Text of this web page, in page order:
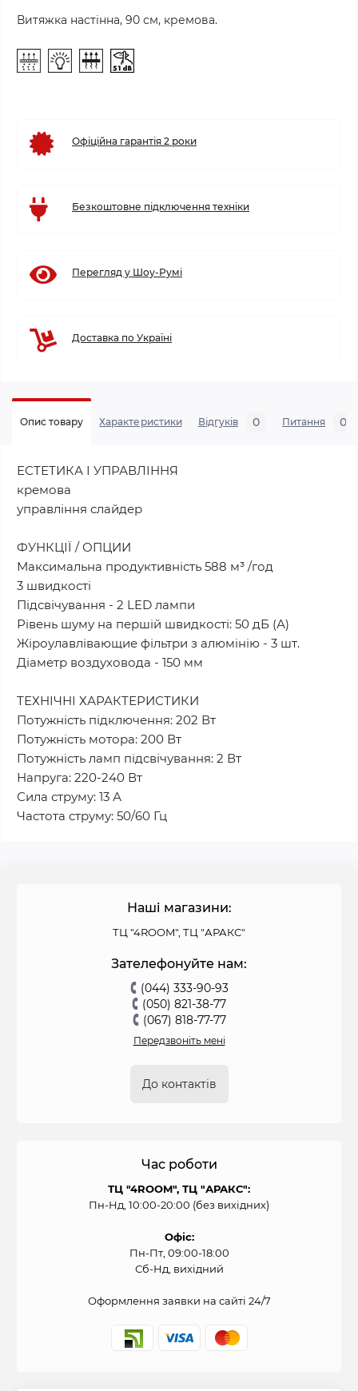
Витяжка настінна, 90 см, кремова.
Офіційна гарантія 2 роки
Безкоштовне підключення техніки
Перегляд у Шоу-Румі
Доставка по Україні
Опис товару Характеристики Відгуків 0 Питання 0
ЕСТЕТИКА І УПРАВЛІННЯ
кремова
управління слайдер
ФУНКЦІЇ / ОПЦИИ
Максимальна продуктивність 588 м³ /год
3 швидкості
Підсвічування - 2 LED лампи
Рівень шуму на першій швидкості: 50 дБ (А)
Жіроулавлівающие фільтри з алюмінію - 3 шт.
Діаметр воздуховода - 150 мм
ТЕХНІЧНІ ХАРАКТЕРИСТИКИ
Потужність підключення: 202 Вт
Потужність мотора: 200 Вт
Потужність ламп підсвічування: 2 Вт
Напруга: 220-240 Вт
Сила струму: 13 А
Частота струму: 50/60 Гц
Наші магазини:
ТЦ "4ROOM", ТЦ "АРАКС"
Зателефонуйте нам:
(044) 333-90-93
(050) 821-38-77
(067) 818-77-77
Передзвоніть мені
До контактів
Час роботи
ТЦ "4ROOM", ТЦ "АРАКС":
Пн-Нд, 10:00-20:00 (без вихідних)
Офіс:
Пн-Пт, 09:00-18:00
Сб-Нд, вихідний
Оформлення заявки на сайті 24/7